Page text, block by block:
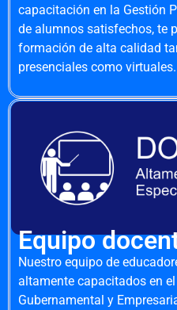
capacitación en la Gestión
de alumnos satisfechos, te
formación de alta calidad
presenciales como virtuales.
Equipo
Nuestro equipo de
altamente capacitados en
Gubernamental y